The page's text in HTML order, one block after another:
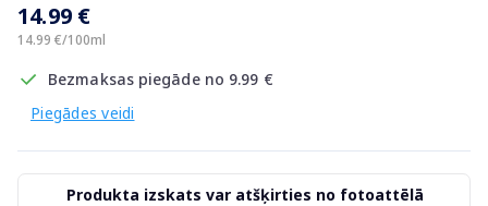
14.99 €
14.99 €/100ml
Bezmaksas piegāde no 9.99 €
Piegādes veidi
Produkta izskats var atšķirties no fotoattēlā